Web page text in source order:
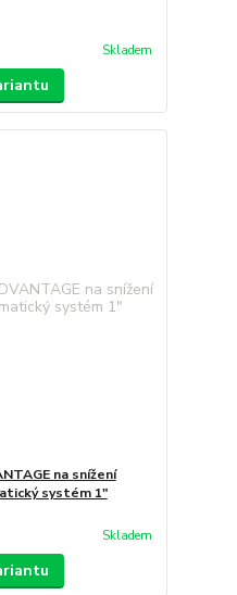
Skladem
na snížení
systém 1"
Skladem